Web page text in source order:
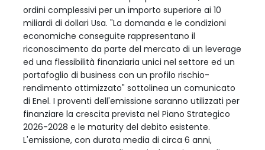
ordini complessivi per un importo superiore ai 10
miliardi di dollari Usa. "La domanda e le condizioni
economiche conseguite rappresentano il
riconoscimento da parte del mercato di un leverage
ed una flessibilità finanziaria unici nel settore ed un
portafoglio di business con un profilo rischio-
rendimento ottimizzato" sottolinea un comunicato
di Enel. I proventi dell'emissione saranno utilizzati per
finanziare la crescita prevista nel Piano Strategico
2026-2028 e le maturity del debito esistente.
L'emissione, con durata media di circa 6 anni,